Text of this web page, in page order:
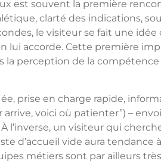
est souvent la première
clarté des indications,
le visiteur se fait une idée
lui accorde. Cette première
la perception de la
prise en charge rapide,
voici où patienter”) –
l’inverse, un visiteur qui
d’accueil vide aura tendance
métiers sont par ailleurs très